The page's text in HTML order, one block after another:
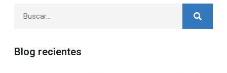
Blog recientes